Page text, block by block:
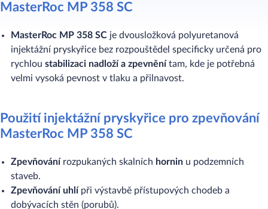
MasterRoc MP 358 SC
MasterRoc MP 358 SC je dvousložková polyuretanová
injektážní pryskyřice bez rozpouštědel specificky určená pro
rychlou stabilizaci nadloží a zpevnění tam, kde je potřebná
velmi vysoká pevnost v tlaku a přilnavost.
Použití injektážní pryskyřice pro zpevňování
MasterRoc MP 358 SC
Zpevňování rozpukaných skalních hornin u podzemních
staveb.
Zpevňování uhlí při výstavbě přístupových chodeb a
dobývacích stěn (porubů).